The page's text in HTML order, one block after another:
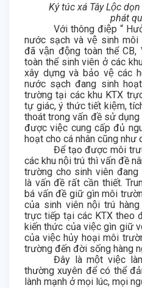
Ký túc xá Tây Lộc
phát
Với thông điệp “
nước sạch và vệ sinh môi
đã vận động toàn thể CB,
toàn thể sinh viên ở các
xây dựng và bảo vệ các
nước sạch đang sinh
trường tại các khu KTX
tự giác, ý thức tiết kiệm,
thoát trong vấn đề sử
được việc cung cấp đủ
hoạt cho cá nhân cũng như
Để tạo được môi
các khu nội trú thì vấn đề
trường cho sinh viên
là vấn đề rất cần thiết.
bá vấn đề giữ gìn môi
của sinh viên nội trú
trực tiếp tại các KTX theo
kiến thức của việc gìn giữ
của việc hủy hoại môi
trường đến đời sống hàng
Đây là một việc
thường xuyên để có thể
lành mạnh ở mọi lúc, mọi